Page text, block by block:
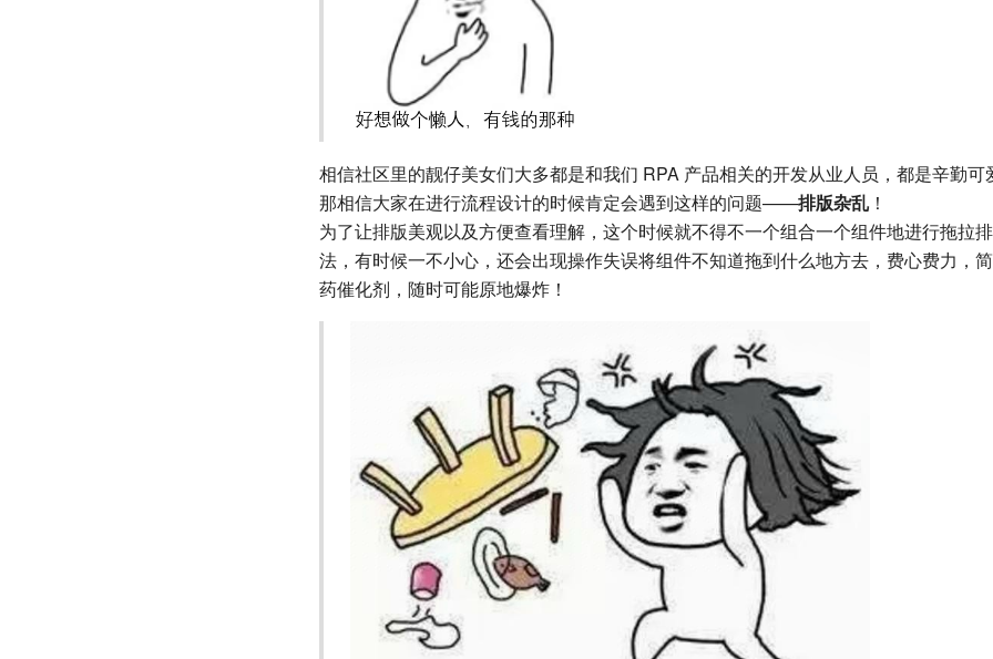
相信社区里的靓仔美女们大多都是和我们 RPA 产品相关的开发从业人员，都是辛勤可
那相信大家在进行流程设计的时候肯定会遇到这样的问题——排版杂乱 ！
为了让排版美观以及方便查看理解，这个时候就不得不一个组合一个组件地进行拖拉
法，有时候一不小心，还会出现操作失误将组件不知道拖到什么地方去，费心费力，
药催化剂，随时可能原地爆炸！